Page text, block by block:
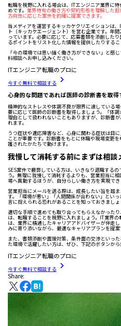
転職を視野に入れる場合は、ITエンジニア業界に
めです。 業界特有の働き方や契約形態を理解した
方向性に応じた案件を的確に提案できます。
当メディアを運営するキッカケクリエイションは
ト（キッカケエージェント）を営む企業です。年
っています。必要に応じて、応募書類を添削した
るポイントをリスト化した情報を提供したりするこ
「今の環境では思い描く働き方ができない」と感
料相談へお申し込みください。
ITエンジニア転職のプロに
今すぐ無料で相談する
心身的な問題であれば医師の診断書を取得
精神的なストレスや体調不良が限界に達している
要に応じて医師の診断書を取得しましょう。「体
理由として扱われないこともありますが、診断書
れます。
うつ症状や適応障害など、心身に関わる症状は目
ことが重要です。診断書をもとに休職や現場変更
護されたかたちで動けます。
我慢して消耗する前にまずは相談
SES案件で疲弊している方は、いきなり退職する
う。無理に我慢して消耗するよりも、営業担当に
場へ異動するほうが、自分らしい働き方を実現でき
営業担当にメールを送る際は、成長したい旨を踏
す。「環境が悪い」「人間関係が合わない」とい
言に捉えられる恐れがあることを知っておきましょ
適切な手順で進めても取り合ってもらえなかった
は、転職することを視野に入れましょう。IT業界
は、業界に精通したキャリアアドバイザーが伴走
みに寄り添いながら、最適なキャリアプランを提案
また、書類添削や面接対策、条件面の交渉といっ
た環境で活躍したい方は、ぜひ、下記のボタンか
ITエンジニア転職のプロに
今すぐ無料で相談する
Share: